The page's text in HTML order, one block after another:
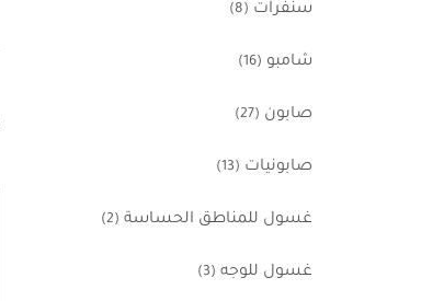
سنفرات (8)
شامبو (16)
صابون (27)
صابونيات (13)
غسول للمناطق الحساسة (2)
غسول للوجه (3)